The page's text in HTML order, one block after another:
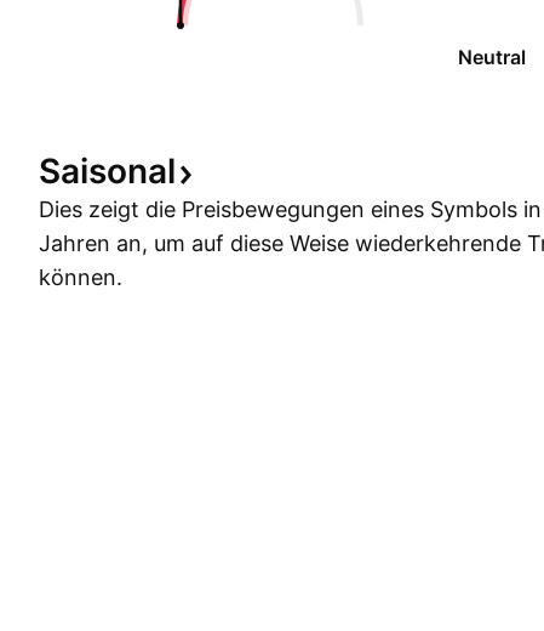
Neutral
Saisonal
Dies zeigt die Preisbewegungen eines Symbols
Jahren an, um auf diese Weise wiederkehrende
können.